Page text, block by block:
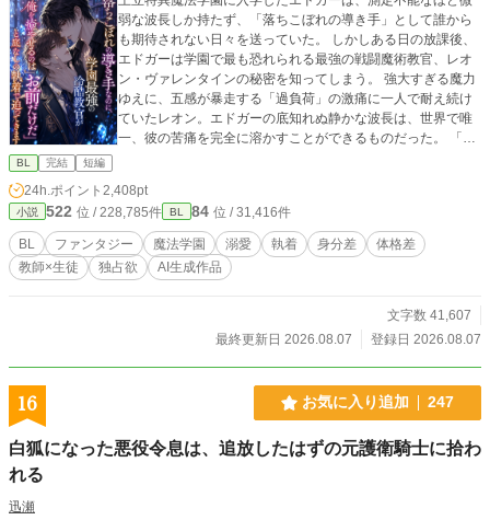
弱な波長しか持たず、「落ちこぼれの導き手」として誰から
も期待されない日々を送っていた。 しかしある日の放課後、
エドガーは学園で最も恐れられる最強の戦闘魔術教官、レオ
ン・ヴァレンタインの秘密を知ってしまう。 強大すぎる魔力
ゆえに、五感が暴走する「過負荷」の激痛に一人で耐え続け
ていたレオン。エドガーの底知れぬ静かな波長は、世界で唯
一、彼の苦痛を完全に溶かすことができるものだった。 「お
れるようになり――！？ 孤独な二人の魂が共鳴する、極上の
救済と溺愛の学園ファンタジー。 ※センチネルバースをベー
スにした独自設定（特異覚醒者×導き手）です。
BL 完結 短編
24h.ポイント 2,408pt
小説 522 位 / 228,785件 BL 84 位 / 31,416件
BL ファンタジー 魔法学園 溺愛 執着 身分差
体格差
教師×生徒
独占欲 AI生成作品
文字数 41,607
最終更新日 2026.08.07
登録日 2026.08.07
16 お気に入り追加 247
白狐になった悪役令息は、追放したはずの元護衛騎士に拾わ
れる
迅瀬